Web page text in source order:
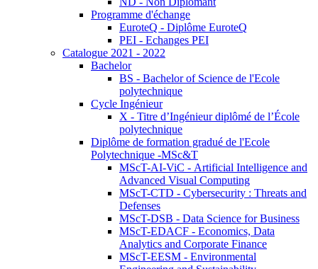
Programme d'échange
EuroteQ - Diplôme EuroteQ
PEI - Echanges PEI
Catalogue 2021 - 2022
Bachelor
BS - Bachelor of Science de l'Ecole
polytechnique
Cycle Ingénieur
X - Titre d’Ingénieur diplômé de l’École
polytechnique
Diplôme de formation gradué de l'Ecole
Polytechnique -MSc&T
MScT-AI-ViC - Artificial Intelligence and
Advanced Visual Computing
MScT-CTD - Cybersecurity : Threats and
Defenses
MScT-DSB - Data Science for Business
MScT-EDACF - Economics, Data
Analytics and Corporate Finance
MScT-EESM - Environmental